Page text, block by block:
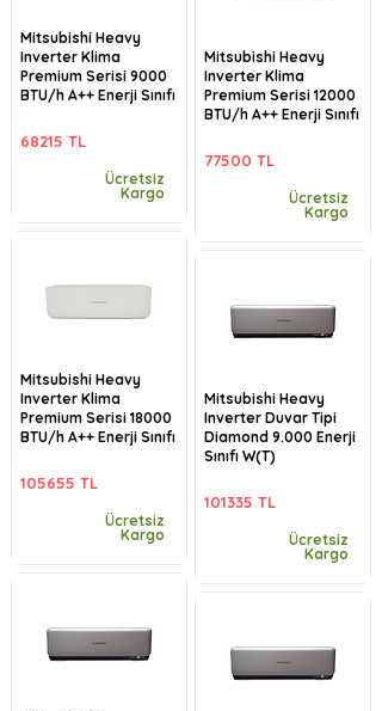
Mitsubishi Heavy
Inverter Klima
Premium Serisi 9000
BTU/h A++ Enerji Sınıfı
68215 TL
Ücretsiz
Kargo
Mitsubishi Heavy
Inverter Klima
Premium Serisi 18000
BTU/h A++ Enerji Sınıfı
105655 TL
Ücretsiz
Kargo
Mitsubishi Heavy
Inverter Klima
Premium Serisi 12000
BTU/h A++ Enerji Sınıfı
77500 TL
Ücretsiz
Kargo
Mitsubishi Heavy
Inverter Duvar Tipi
Diamond 9.000 Enerji
Sınıfı W(T)
101335 TL
Ücretsiz
Kargo